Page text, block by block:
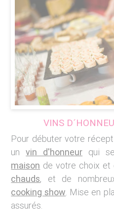
VINS
Pour débuter votre
unvin d'honneur qui
maison de votre choix et
chauds, et de
cooking show. Mise en
assurés.